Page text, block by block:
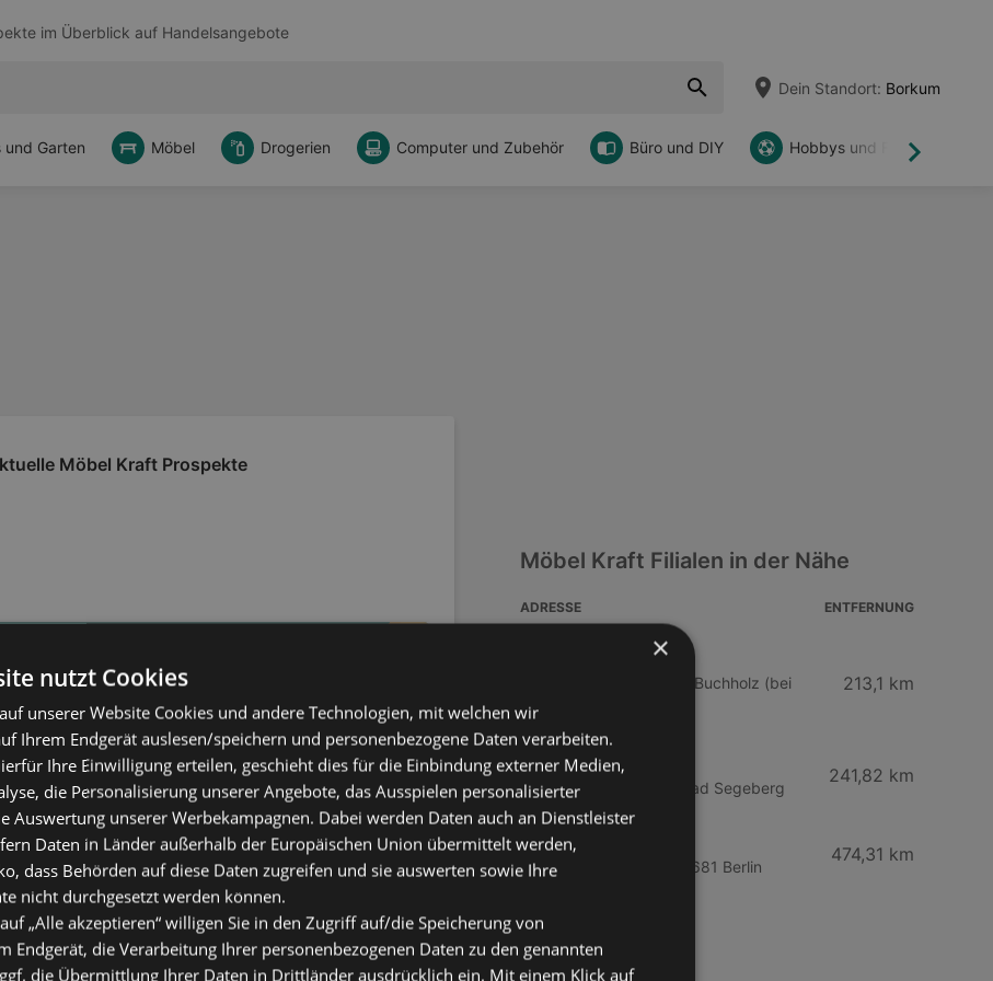
im Überblick auf Handelsangebote
Dein Standort: Borkum
Weiter
und Garten Möbel Drogerien Computer und Zubehör Büro und DIY Hobbys und Freizeit
Möbel Kraft Prospekte
ist Sparzeit!
Möbel Kraft Filialen in der Nähe
ADRESSE ENTFERNUNG
Tischlerstraße 5, 21244 Buchholz (bei
Hamburg)
213,1 km
Möbel Kraft
Ziegelstraße 1, 23795 Bad Segeberg
241,82 km
Möbel Kraft
Märkische Spitze 13, 12681 Berlin
474,31 km
Möbel Kraft
×
nutzt Cookies
unserer Website Cookies und andere Technologien, mit welchen wir
Ihrem Endgerät auslesen/speichern und personenbezogene Daten verarbeiten.
Ihre Einwilligung erteilen, geschieht dies für die Einbindung externer Medien,
die Personalisierung unserer Angebote, das Ausspielen personalisierter
Auswertung unserer Werbekampagnen. Dabei werden Daten auch an Dienstleister
Daten in Länder außerhalb der Europäischen Union übermittelt werden,
dass Behörden auf diese Daten zugreifen und sie auswerten sowie Ihre
nicht durchgesetzt werden können.
„Alle akzeptieren“ willigen Sie in den Zugriff auf/die Speicherung von
Endgerät, die Verarbeitung Ihrer personenbezogenen Daten zu den genannten
die Übermittlung Ihrer Daten in Drittländer ausdrücklich ein. Mit einem Klick auf